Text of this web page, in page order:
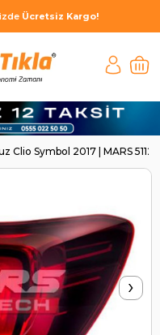
Ücretsiz Kargo!
Clio Symbol 2017 | MARS
›